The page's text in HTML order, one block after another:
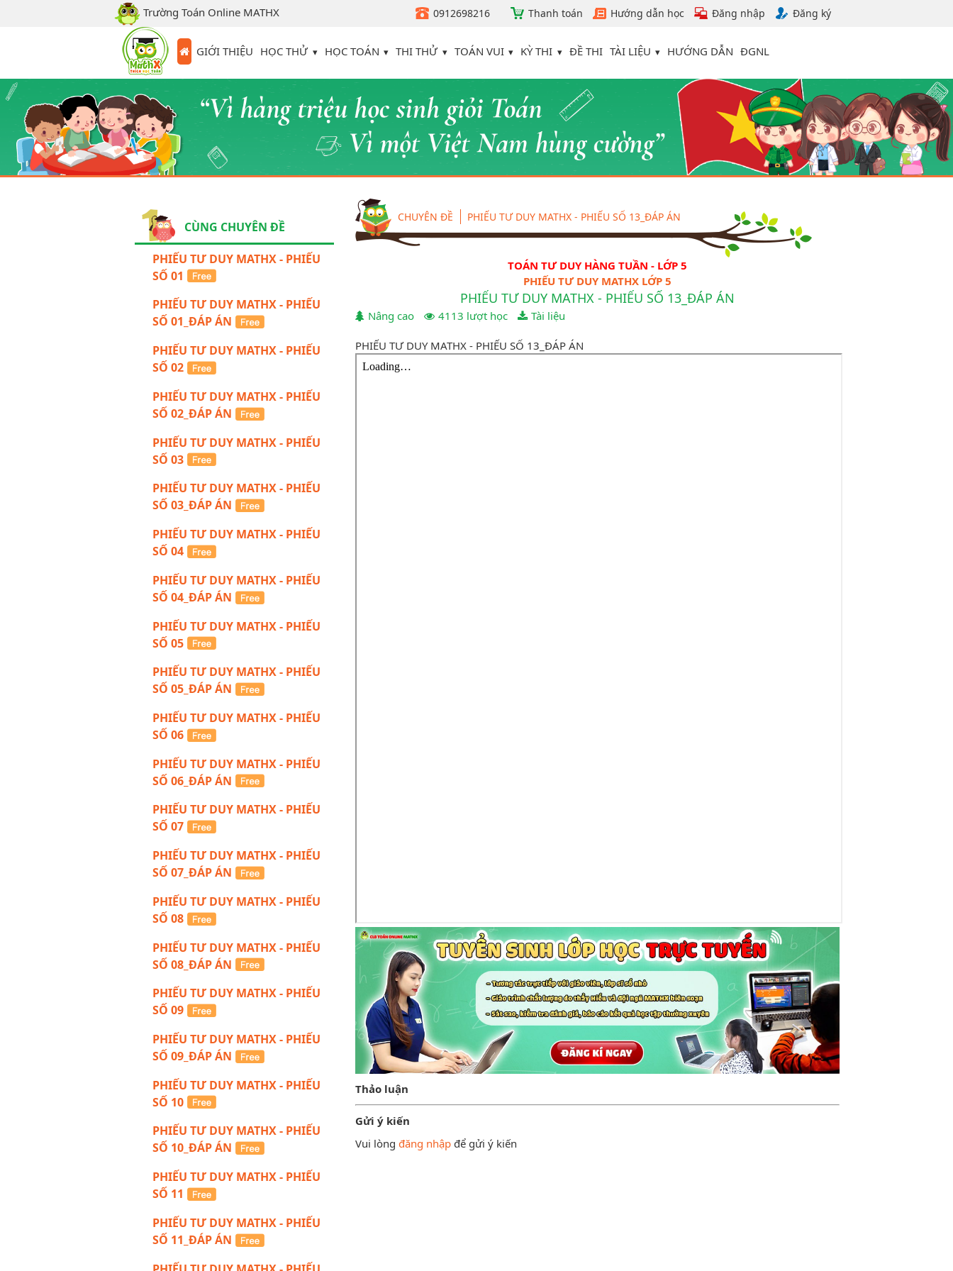
Trường Toán Online MATHX 0912698216 Thanh toán Hướng dẫn học Đăng nhập Đăng ký
GIỚI THIỆU HỌC THỬ HỌC TOÁN THI THỬ TOÁN VUI KỲ THI ĐỀ THI TÀI LIỆU HƯỚNG DẪN ĐGNL
CÙNG CHUYÊN ĐỀ
PHIẾU TƯ DUY MATHX - PHIẾU
SỐ 01
PHIẾU TƯ DUY MATHX - PHIẾU
SỐ 01_ĐÁP ÁN
PHIẾU TƯ DUY MATHX - PHIẾU
SỐ 02
PHIẾU TƯ DUY MATHX - PHIẾU
SỐ 02_ĐÁP ÁN
PHIẾU TƯ DUY MATHX - PHIẾU
SỐ 03
PHIẾU TƯ DUY MATHX - PHIẾU
SỐ 03_ĐÁP ÁN
PHIẾU TƯ DUY MATHX - PHIẾU
SỐ 04
PHIẾU TƯ DUY MATHX - PHIẾU
SỐ 04_ĐÁP ÁN
PHIẾU TƯ DUY MATHX - PHIẾU
SỐ 05
PHIẾU TƯ DUY MATHX - PHIẾU
SỐ 05_ĐÁP ÁN
PHIẾU TƯ DUY MATHX - PHIẾU
SỐ 06
PHIẾU TƯ DUY MATHX - PHIẾU
SỐ 06_ĐÁP ÁN
PHIẾU TƯ DUY MATHX - PHIẾU
SỐ 07
PHIẾU TƯ DUY MATHX - PHIẾU
SỐ 07_ĐÁP ÁN
PHIẾU TƯ DUY MATHX - PHIẾU
SỐ 08
PHIẾU TƯ DUY MATHX - PHIẾU
SỐ 08_ĐÁP ÁN
PHIẾU TƯ DUY MATHX - PHIẾU
SỐ 09
PHIẾU TƯ DUY MATHX - PHIẾU
SỐ 09_ĐÁP ÁN
PHIẾU TƯ DUY MATHX - PHIẾU
SỐ 10
PHIẾU TƯ DUY MATHX - PHIẾU
SỐ 10_ĐÁP ÁN
PHIẾU TƯ DUY MATHX - PHIẾU
SỐ 11
PHIẾU TƯ DUY MATHX - PHIẾU
SỐ 11_ĐÁP ÁN
CHUYÊN ĐỀ PHIẾU TƯ DUY MATHX - PHIẾU SỐ 13_ĐÁP ÁN
TOÁN TƯ DUY HÀNG TUẦN - LỚP 5
PHIẾU TƯ DUY MATHX LỚP 5
PHIẾU TƯ DUY MATHX - PHIẾU SỐ 13_ĐÁP ÁN
Nâng cao 4113 lượt học Tài liệu
PHIẾU TƯ DUY MATHX - PHIẾU SỐ 13_ĐÁP ÁN
Thảo luận
Gửi ý kiến
Vui lòngđăng nhập để gửi ý kiến